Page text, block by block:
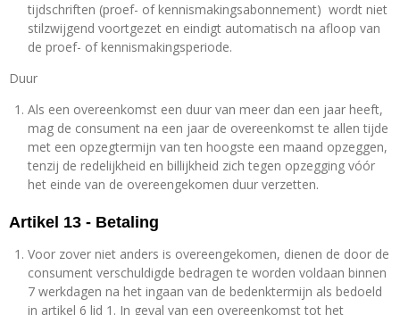
tijdschriften (proef- of kennismakingsabonnement) wordt niet
stilzwijgend voortgezet en eindigt automatisch na afloop van
de proef- of kennismakingsperiode.
Duur
Als een overeenkomst een duur van meer dan een jaar heeft,
mag de consument na een jaar de overeenkomst te allen tijde
met een opzegtermijn van ten hoogste een maand opzeggen,
tenzij de redelijkheid en billijkheid zich tegen opzegging vóór
het einde van de overeengekomen duur verzetten.
Artikel 13 - Betaling
Voor zover niet anders is overeengekomen, dienen de door de
consument verschuldigde bedragen te worden voldaan binnen
7 werkdagen na het ingaan van de bedenktermijn als bedoeld
in artikel 6 lid 1. In geval van een overeenkomst tot het